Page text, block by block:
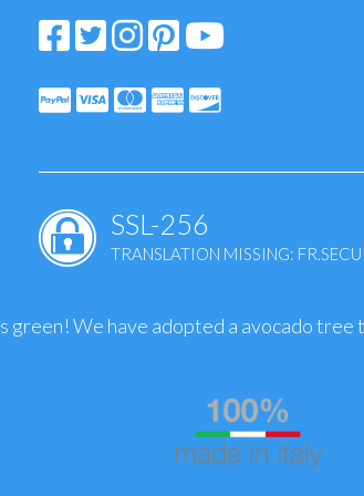
SSL-256
TRANSLATION MISSING:
green! We have adopted a avocado tree